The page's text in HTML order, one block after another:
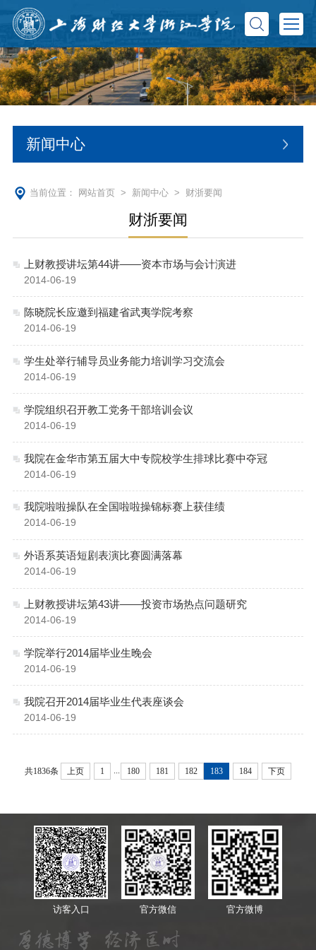
新闻中心
当前位置： 网站首页> 新闻中心> 财浙要闻
财浙要闻
上财教授讲坛第44讲——资本市场与会计演进
2014-06-19
陈晓院长应邀到福建省武夷学院考察
2014-06-19
学生处举行辅导员业务能力培训学习交流会
2014-06-19
学院组织召开教工党务干部培训会议
2014-06-19
我院在金华市第五届大中专院校学生排球比赛中夺冠
2014-06-19
我院啦啦操队在全国啦啦操锦标赛上获佳绩
2014-06-19
外语系英语短剧表演比赛圆满落幕
2014-06-19
上财教授讲坛第43讲——投资市场热点问题研究
2014-06-19
学院举行2014届毕业生晚会
2014-06-19
我院召开2014届毕业生代表座谈会
2014-06-19
共1836条 上页 1 180 181 182 183 184 下页
访客入口 官方微信 官方微博